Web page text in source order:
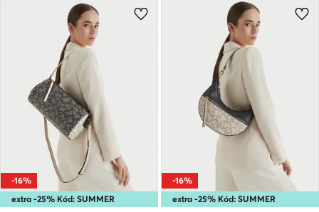
extra -25% Kód: SUMMER
-16%
extra -25% Kód: SUMMER
-16%